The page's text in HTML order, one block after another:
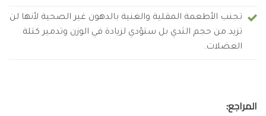
تجنب الأطعمة المقلية والغنية بالدهون غير الصحية لأنها لن
تزيد من حجم الثدي بل ستؤدي لزيادة في الوزن وتدمير كتلة
العضلات.
المراجع: